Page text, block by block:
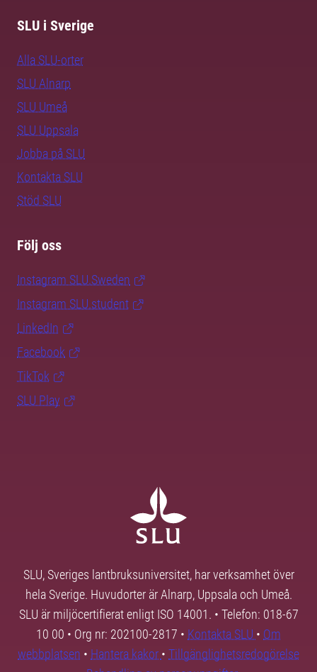
SLU i Sverige
Alla SLU-orter
SLU Alnarp
SLU Umeå
SLU Uppsala
Jobba på SLU
Kontakta SLU
Stöd SLU
Följ oss
Instagram SLU.Sweden
Instagram SLU.student
LinkedIn
Facebook
TikTok
SLU Play
SLU, Sveriges lantbruksuniversitet, har verksamhet över
hela Sverige. Huvudorter är Alnarp, Uppsala och Umeå.
SLU är miljöcertifierat enligt ISO 14001. • Telefon: 018-67
10 00 • Org nr: 202100-2817 • Kontakta SLU • Om
webbplatsen • Hantera kakor • Tillgänglighetsredogörelse